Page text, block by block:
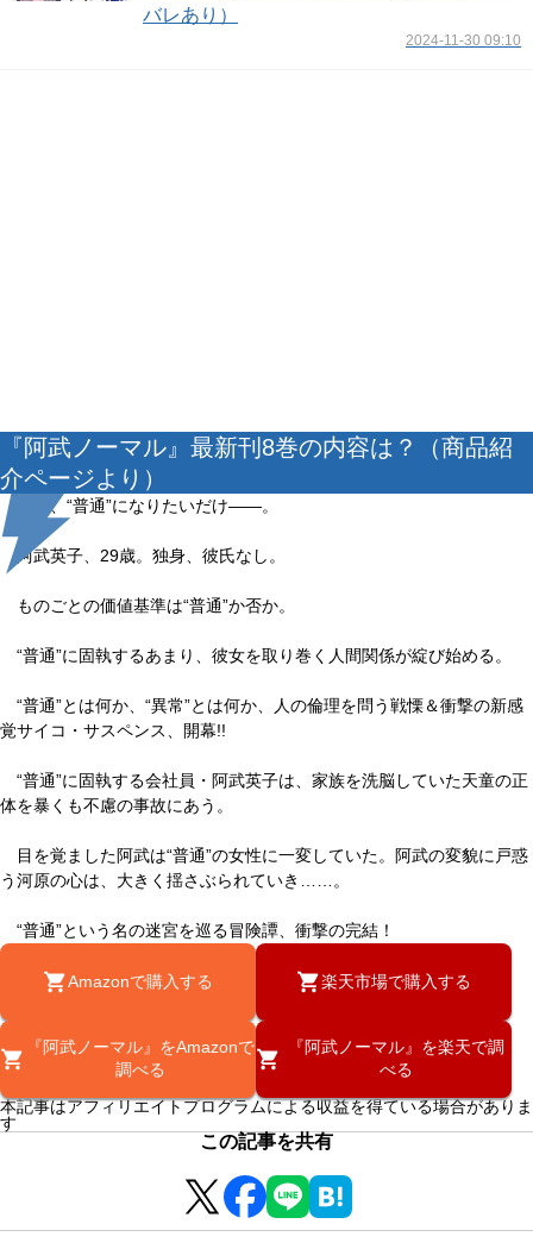
バレあり）
2024-11-30 09:10
『阿武ノーマル』最新刊8巻の内容は？（商品紹
介ページより）
ただ、“普通”になりたいだけ――。
阿武英子、29歳。独身、彼氏なし。
ものごとの価値基準は“普通”か否か。
“普通”に固執するあまり、彼女を取り巻く人間関係が綻び始める。
“普通”とは何か、“異常”とは何か、人の倫理を問う戦慄＆衝撃の新感
覚サイコ・サスペンス、開幕!!
“普通”に固執する会社員・阿武英子は、家族を洗脳していた天童の正
体を暴くも不慮の事故にあう。
目を覚ました阿武は“普通”の女性に一変していた。阿武の変貌に戸惑
う河原の心は、大きく揺さぶられていき……。
“普通”という名の迷宮を巡る冒険譚、衝撃の完結！
Amazonで購入する 楽天市場で購入する
『阿武ノーマル』をAmazonで
調べる
『阿武ノーマル』を楽天で調
べる
本記事はアフィリエイトプログラムによる収益を得ている場合がありま
す
この記事を共有